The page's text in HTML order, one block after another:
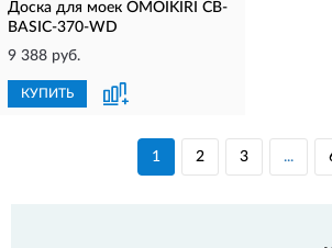
Доска для моек OMOIKIRI CB-
BASIC-370-WD
9 388 руб.
КУПИТЬ
1 2 3 ...